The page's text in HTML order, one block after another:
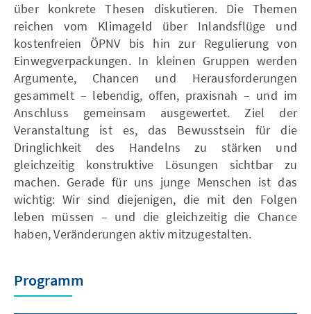
über konkrete Thesen diskutieren. Die Themen
reichen vom Klimageld über Inlandsflüge und
kostenfreien ÖPNV bis hin zur Regulierung von
Einwegverpackungen. In kleinen Gruppen werden
Argumente, Chancen und Herausforderungen
gesammelt – lebendig, offen, praxisnah – und im
Anschluss gemeinsam ausgewertet. Ziel der
Veranstaltung ist es, das Bewusstsein für die
Dringlichkeit des Handelns zu stärken und
gleichzeitig konstruktive Lösungen sichtbar zu
machen. Gerade für uns junge Menschen ist das
wichtig: Wir sind diejenigen, die mit den Folgen
leben müssen – und die gleichzeitig die Chance
haben, Veränderungen aktiv mitzugestalten.
Programm